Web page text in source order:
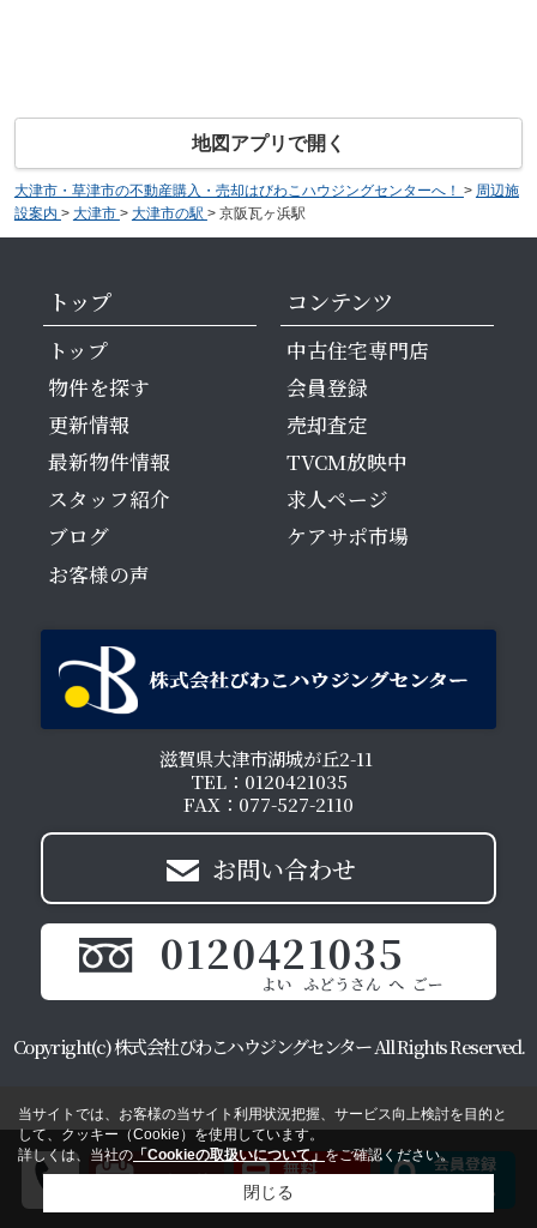
地図アプリで開く
大津市・草津市の不動産購入・売却はびわこハウジングセンターへ！ > 周辺施
設案内 > 大津市 > 大津市の駅 > 京阪瓦ヶ浜駅
トップ
トップ
物件を探す
更新情報
最新物件情報
スタッフ紹介
ブログ
お客様の声
コンテンツ
中古住宅専門店
会員登録
売却査定
TVCM放映中
求人ページ
ケアサポ市場
滋賀県大津市湖城が丘2-11
TEL：0120421035
FAX：077-527-2110
お問い合わせ
0120421035
Copyright(c) 株式会社びわこハウジングセンター All Rights Reserved.
当サイトでは、お客様の当サイト利用状況把握、サービス向上検討を目的と
して、クッキー（Cookie）を使用しています。
詳しくは、当社の 「Cookieの取扱いについて」 をご確認ください。
閉じる